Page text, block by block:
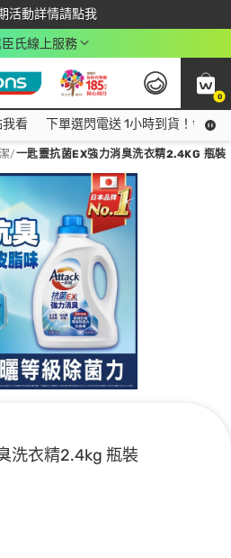
活動詳情請點我
app最高回饋$350
臣氏線上服務
0
看 下單選閃電送 1小時到貨！領神
/一匙靈抗菌EX強力消臭洗衣精2.4KG 瓶裝
洗衣精2.4kg 瓶裝